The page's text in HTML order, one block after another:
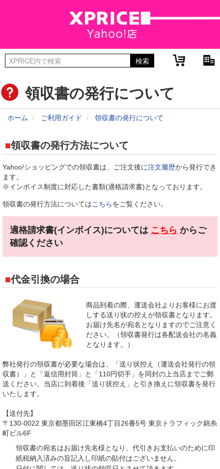
領収書の発行について
ホーム ご利用ガイド 領収書の発行について
領収書の発行方法について
Yahoo!ショッピングでの領収書は、ご注文後に注文履歴から発行でき
ます。
※インボイス制度に対応した書類(適格請求書)となっております。
領収書の発行方法についてはこちらをご覧ください。
適格請求書(インボイス)については こちら からご
確認ください
代金引換の場合
商品到着の際、運送会社よりお客様にお渡
しする送り状の控えが領収書となります。
お届け先名が宛名となりますのでご注意く
ださい。（領収書発行は各配送会社の名義
となります。）
弊社発行の領収書が必要な場合は、「送り状控え（運送会社発行の領
収書）」と「返信用封筒」と「110円切手」を同封の上当店までご郵
送ください。当店に到着後「送り状控え」と引き換えに領収書を発行
いたします。
【送付先】
〒130-0022 東京都墨田区江東橋4丁目26番5号 東京トラフィック錦糸
町ビル6F
領収書の宛名はお届け先名様となり、代引きお支払いのために印
紙税納入済みの旨記入し印紙の貼付はございません。